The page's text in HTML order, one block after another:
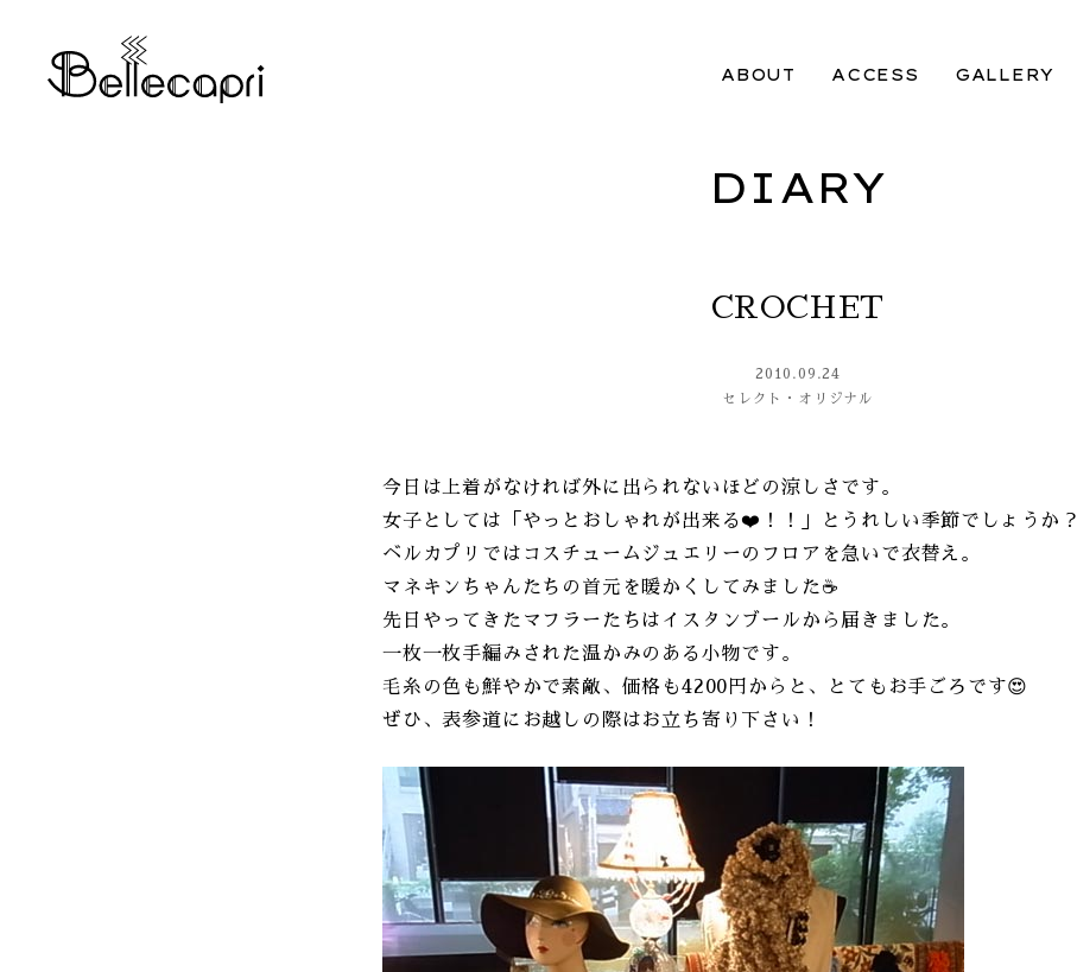
ABOUT ACCESS GALLERY
DIARY
CROCHET
2010.09.24
セレクト・オリジナル
今日は上着がなければ外に出られないほどの涼しさです。
女子としては「やっとおしゃれが出来る❤️！！」とうれしい季節でしょうか？
ベルカプリではコスチュームジュエリーのフロアを急いで衣替え。
マネキンちゃんたちの首元を暖かくしてみました☕️
先日やってきたマフラーたちはイスタンブールから届きました。
一枚一枚手編みされた温かみのある小物です。
毛糸の色も鮮やかで素敵、価格も4200円からと、とてもお手ごろです😍
ぜひ、表参道にお越しの際はお立ち寄り下さい！